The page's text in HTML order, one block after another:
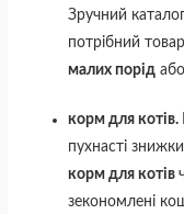
Зручний
потрібний
малих порід
корм для котів.
пухнасті
корм для котів
зекономлені